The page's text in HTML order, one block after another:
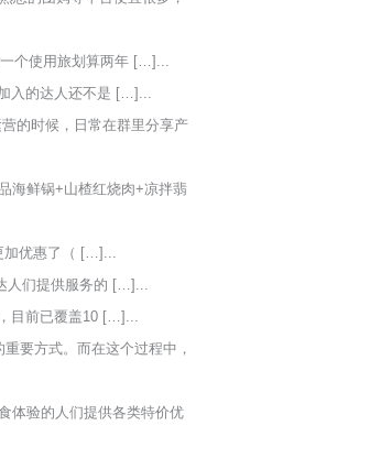
一个使用旅划算两年 […]...
入的达人还不是 […]...
的时候，日常在群里分享产
海鲜锅+山楂红烧肉+凉拌翡
加优惠了（ […]...
人们提供服务的 […]...
目前已覆盖10 […]...
要方式。而在这个过程中，
体验的人们提供各类特价优